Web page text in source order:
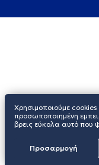
Χρησιμοποιούμε
προσωποποιημένη
βρεις εύκολα αυτό που
Προσαρμογή